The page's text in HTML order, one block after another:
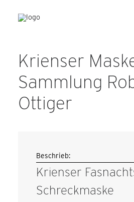
Krienser
Sammlung
Ottiger
Beschrieb:
Krienser
Schreckmaske